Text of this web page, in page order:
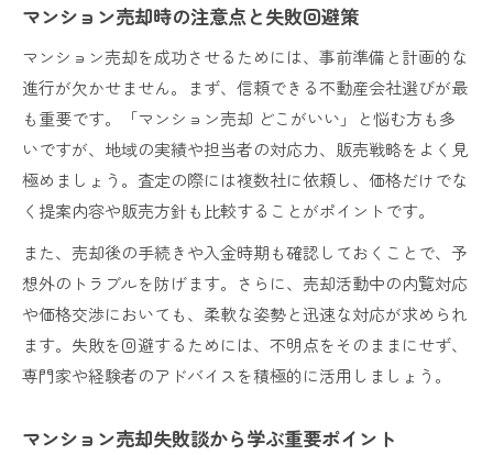
マンション売却時の注意点と失敗回避策
マンション売却を成功させるためには、事前準備と計画的な
進行が欠かせません。まず、信頼できる不動産会社選びが最
も重要です。「マンション売却 どこがいい」と悩む方も多
いですが、地域の実績や担当者の対応力、販売戦略をよく見
極めましょう。査定の際には複数社に依頼し、価格だけでな
く提案内容や販売方針も比較することがポイントです。
また、売却後の手続きや入金時期も確認しておくことで、予
想外のトラブルを防げます。さらに、売却活動中の内覧対応
や価格交渉においても、柔軟な姿勢と迅速な対応が求められ
ます。失敗を回避するためには、不明点をそのままにせず、
専門家や経験者のアドバイスを積極的に活用しましょう。
マンション売却失敗談から学ぶ重要ポイント